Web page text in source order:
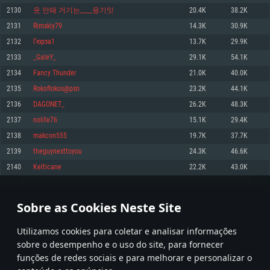
Sobre as Cookies Neste Site
Utilizamos cookies para coletar e analisar informações
sobre o desempenho e o uso do site, para fornecer
funções de redes sociais e para melhorar e personalizar o
Memória: 4GB
Placa Gráfica: Placa com DirectX 11: AMD Radeon 77XX / NVIDIA GeForce
GTX 660. Resolução mínima suportada: 720p
Network: Internet de banda larga.
Disco: 23,1 GB
Recomendado
superior, Radeon RX 570 ou superior
Disco: 75,9 GB
Memória: 6 GB
Placa Gráfica: Intel Iris Pro 5200 (Mac), equivalentes AMD/Nvidia para Mac.
Resolução mínima suportada: 720p com suporte Metal.
Network: Internet de banda larga.
Disco: 21,5 GB
Recomendado
Network: Internet de banda larga.
Memória: 4 GB
Placa Gráfica: NVIDIA 660 com os drivers mais recentes (não mais de 6
meses) / equivalentes AMD com os drivers mais recentes com suporte
Vulkan (não mais de 6 meses); Resolução mínima suportada: 720p.
Network: Internet de banda larga.
Disco: 21,5 GB
Recomendado
Sistema Operativo: Ubuntu 20.04 64bit
Processador: Intel Core i7
Memória: 16 GB
Placa Gráfica: NVIDIA 1060 com os drivers mais recentes (não mais de 6
meses) / equivalentes AMD (Radeon RX 570) com os drivers mais recentes
Network: Internet de banda larga.
2130 읏 안돼 거기는____응기잇 20.4K 38.2K
2131 Rimskiy79 14.3K 30.9K
2132 Гюрза1 13.7K 29.9K
2133 _GaleY_ 29.1K 54.1K
2134 Fancy Thunder 21.0K 40.0K
2135 Rokoflokos@psn 23.2K 44.1K
2136 DAGONET_ 26.2K 48.3K
2137 nolife76 15.1K 29.4K
2138 makcon555 19.7K 37.7K
2139 theguynexttoyou 24.3K 46.6K
2140 Kelticane 22.2K 43.0K